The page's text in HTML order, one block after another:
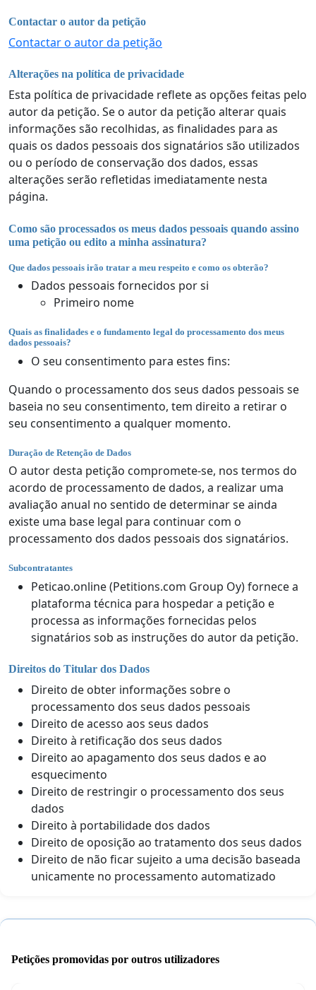
Contactar o autor da petição
Contactar o autor da petição
Alterações na política de privacidade
Esta política de privacidade reflete as opções feitas pelo
autor da petição. Se o autor da petição alterar quais
informações são recolhidas, as finalidades para as
quais os dados pessoais dos signatários são utilizados
ou o período de conservação dos dados, essas
alterações serão refletidas imediatamente nesta
página.
Como são processados os meus dados pessoais quando assino
uma petição ou edito a minha assinatura?
Que dados pessoais irão tratar a meu respeito e como os obterão?
Dados pessoais fornecidos por si
Primeiro nome
Quais as finalidades e o fundamento legal do processamento dos meus
dados pessoais?
O seu consentimento para estes fins:
Quando o processamento dos seus dados pessoais se
baseia no seu consentimento, tem direito a retirar o
seu consentimento a qualquer momento.
Duração de Retenção de Dados
O autor desta petição compromete-se, nos termos do
acordo de processamento de dados, a realizar uma
avaliação anual no sentido de determinar se ainda
existe uma base legal para continuar com o
processamento dos dados pessoais dos signatários.
Subcontratantes
Peticao.online (Petitions.com Group Oy) fornece a
plataforma técnica para hospedar a petição e
processa as informações fornecidas pelos
signatários sob as instruções do autor da petição.
Direitos do Titular dos Dados
Direito de obter informações sobre o
processamento dos seus dados pessoais
Direito de acesso aos seus dados
Direito à retificação dos seus dados
Direito ao apagamento dos seus dados e ao
esquecimento
Direito de restringir o processamento dos seus
dados
Direito à portabilidade dos dados
Direito de oposição ao tratamento dos seus dados
Direito de não ficar sujeito a uma decisão baseada
unicamente no processamento automatizado
Petições promovidas por outros utilizadores